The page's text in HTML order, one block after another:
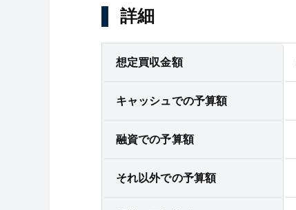
詳細
想定買収金額
キャッシュでの予算額
融資での予算額
それ以外での予算額